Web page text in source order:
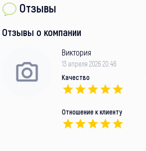
Отзывы
Отзывы о компании
Виктория
13 апреля 2026 20:46
Качество
Отношение к клиенту